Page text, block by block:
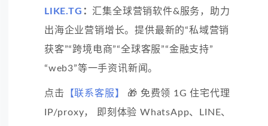
LIKE.TG ： 汇集全球营销软件&服务，助力
出海企业营销增长。提供最新的“私域营销
获客”“跨境电商”“全球客服”“金融支持”
“web3”等一手资讯新闻。
点击 【联系客服】
🎁 免费领 1G 住宅代理
IP/proxy， 即刻体验 WhatsApp、LINE、